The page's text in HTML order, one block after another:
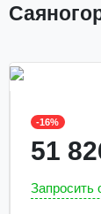
-16%
51
Запросить